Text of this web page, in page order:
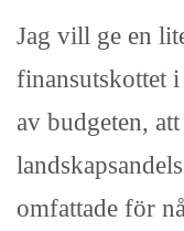
Jag vill ge en
finansutskottet
av budgeten,
omfattade för